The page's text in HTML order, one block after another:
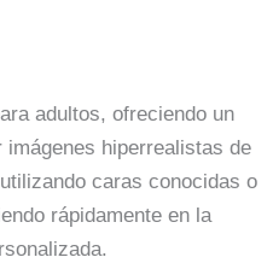
adultos, ofreciendo un
hiperrealistas de
caras conocidas o
rápidamente en la